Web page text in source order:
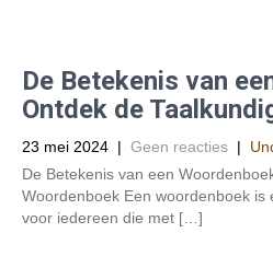
De Betekenis van
Ontdek de
23 mei 2024 | Geen reacties |
De Betekenis van een
Woordenboek Een woordenboek is
voor iedereen die met […]